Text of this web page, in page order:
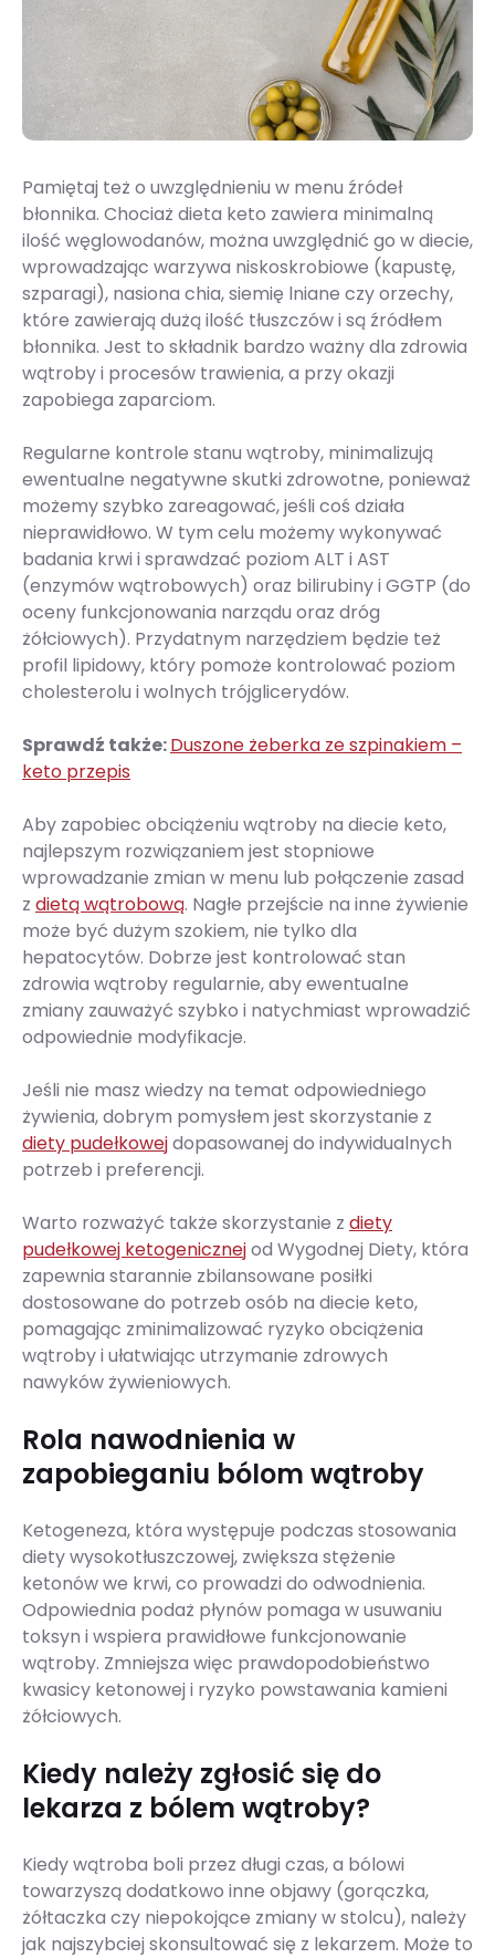
Pamiętaj też o uwzględnieniu w menu źródeł
błonnika. Chociaż dieta keto zawiera minimalną
ilość węglowodanów, można uwzględnić go w diecie,
wprowadzając warzywa niskoskrobiowe (kapustę,
szparagi), nasiona chia, siemię lniane czy orzechy,
które zawierają dużą ilość tłuszczów i są źródłem
błonnika. Jest to składnik bardzo ważny dla zdrowia
wątroby i procesów trawienia, a przy okazji
zapobiega zaparciom.
Regularne kontrole stanu wątroby, minimalizują
ewentualne negatywne skutki zdrowotne, ponieważ
możemy szybko zareagować, jeśli coś działa
nieprawidłowo. W tym celu możemy wykonywać
badania krwi i sprawdzać poziom ALT i AST
(enzymów wątrobowych) oraz bilirubiny i GGTP (do
oceny funkcjonowania narządu oraz dróg
żółciowych). Przydatnym narzędziem będzie też
profil lipidowy, który pomoże kontrolować poziom
cholesterolu i wolnych trójglicerydów.
Sprawdź także:Duszone żeberka ze szpinakiem –
keto przepis
Aby zapobiec obciążeniu wątroby na diecie keto,
najlepszym rozwiązaniem jest stopniowe
wprowadzanie zmian w menu lub połączenie zasad
z dietą wątrobową. Nagłe przejście na inne żywienie
może być dużym szokiem, nie tylko dla
hepatocytów. Dobrze jest kontrolować stan
zdrowia wątroby regularnie, aby ewentualne
zmiany zauważyć szybko i natychmiast wprowadzić
odpowiednie modyfikacje.
Jeśli nie masz wiedzy na temat odpowiedniego
żywienia, dobrym pomysłem jest skorzystanie z
diety pudełkowejdopasowanej do indywidualnych
potrzeb i preferencji.
Warto rozważyć także skorzystanie z diety
pudełkowej ketogenicznejod Wygodnej Diety, która
zapewnia starannie zbilansowane posiłki
dostosowane do potrzeb osób na diecie keto,
pomagając zminimalizować ryzyko obciążenia
wątroby i ułatwiając utrzymanie zdrowych
nawyków żywieniowych.
Rola nawodnienia w
zapobieganiu bólom wątroby
Ketogeneza, która występuje podczas stosowania
diety wysokotłuszczowej, zwiększa stężenie
ketonów we krwi, co prowadzi do odwodnienia.
Odpowiednia podaż płynów pomaga w usuwaniu
toksyn i wspiera prawidłowe funkcjonowanie
wątroby. Zmniejsza więc prawdopodobieństwo
kwasicy ketonowej i ryzyko powstawania kamieni
żółciowych.
Kiedy należy zgłosić się do
lekarza z bólem wątroby?
Kiedy wątroba boli przez długi czas, a bólowi
towarzyszą dodatkowo inne objawy (gorączka,
żółtaczka czy niepokojące zmiany w stolcu), należy
jak najszybciej skonsultować się z lekarzem. Może to